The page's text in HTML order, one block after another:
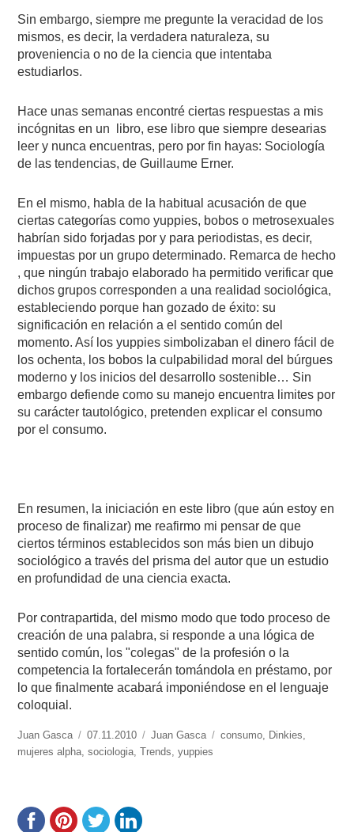
Sin embargo, siempre me pregunte la veracidad de los
mismos, es decir, la verdadera naturaleza, su
proveniencia o no de la ciencia que intentaba
estudiarlos.
Hace unas semanas encontré ciertas respuestas a mis
incógnitas en un libro, ese libro que siempre desearias
leer y nunca encuentras, pero por fin hayas: Sociología
de las tendencias, de Guillaume Erner.
En el mismo, habla de la habitual acusación de que
ciertas categorías como yuppies, bobos o metrosexuales
habrían sido forjadas por y para periodistas, es decir,
impuestas por un grupo determinado. Remarca de hecho
, que ningún trabajo elaborado ha permitido verificar que
dichos grupos corresponden a una realidad sociológica,
estableciendo porque han gozado de éxito: su
significación en relación a el sentido común del
momento. Así los yuppies simbolizaban el dinero fácil de
los ochenta, los bobos la culpabilidad moral del búrgues
moderno y los inicios del desarrollo sostenible… Sin
embargo defiende como su manejo encuentra limites por
su carácter tautológico, pretenden explicar el consumo
por el consumo.
En resumen, la iniciación en este libro (que aún estoy en
proceso de finalizar) me reafirmo mi pensar de que
ciertos términos establecidos son más bien un dibujo
sociológico a través del prisma del autor que un estudio
en profundidad de una ciencia exacta.
Por contrapartida, del mismo modo que todo proceso de
creación de una palabra, si responde a una lógica de
sentido común, los "colegas" de la profesión o la
competencia la fortalecerán tomándola en préstamo, por
lo que finalmente acabará imponiéndose en el lenguaje
coloquial.
https://www.experimenta.es/author/Juan%20Gasca/
Juan Gasca
Publicado
el
07.11.2010 Categorías
Juan Gasca Etiquetas
consumo, Dinkies,
mujeres alpha,sociologia,Trends,yuppies